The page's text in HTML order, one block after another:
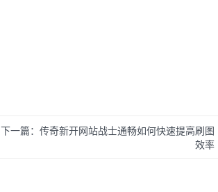
下一篇：传奇新开网站战士通畅如何快速提高刷图
效率